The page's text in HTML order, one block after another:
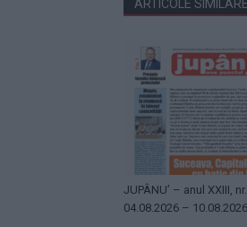
ARTICOLE SIMILARE
JUPÂNU’ – anul XXIII,
04.08.2026 – 10.08.2026